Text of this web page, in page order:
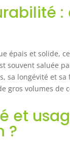
épais et solide,
souvent saluée
sa longévité et
gros volumes de
et
?